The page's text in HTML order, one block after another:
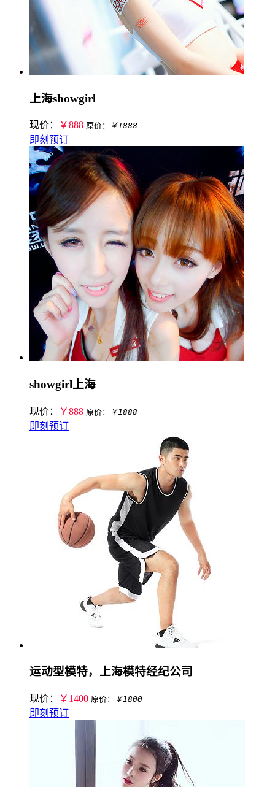
上海showgirl
现价： ￥888 原价： ￥1888
即刻预订
showgirl上海
现价： ￥888 原价： ￥1888
即刻预订
运动型模特，上海模特经纪公司
现价： ￥1400 原价： ￥1800
即刻预订